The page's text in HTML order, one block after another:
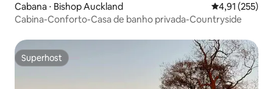
Cabana ⋅ Bishop Auckland 4,91 de uma
4,91 (255)
Cabina-Conforto-Casa de banho privada-Countryside
Superhost
Superhost